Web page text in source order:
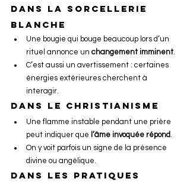
Dans la sorcellerie
blanche
Une bougie qui bouge beaucoup lors d’un
rituel annonce un changement imminent.
C’est aussi un avertissement : certaines
énergies extérieures cherchent à
interagir.
Dans le christianisme
Une flamme instable pendant une prière
peut indiquer que l’âme invoquée répond .
On y voit parfois un signe de la présence
divine ou angélique.
Dans les pratiques